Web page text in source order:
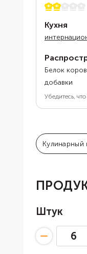
2 из 5
Кухня
Белок
добавки
Убедитесь,
Кулинарный
Штук